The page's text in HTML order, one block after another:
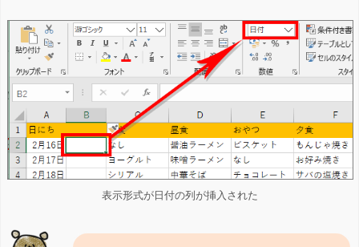
表示形式が日付の列が挿入された